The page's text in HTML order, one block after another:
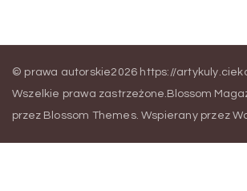
© prawa autorskie2026 https://
Wszelkie prawa zastrzeżone.Blossom
przez Blossom Themes. Wspierany przez